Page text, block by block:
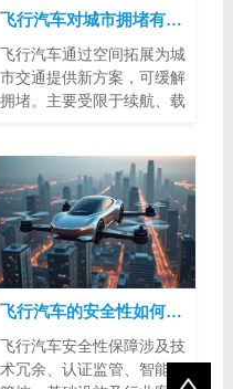
飞行汽车对城市拥堵有帮助吗？
飞行汽车通过空间拓展为城
市交通提供新方案，可缓解
拥堵。主要受限于续航、载
飞行汽车的安全性如何得到保障？
飞行汽车安全性保障涉及技
术冗余、认证监管、智能化